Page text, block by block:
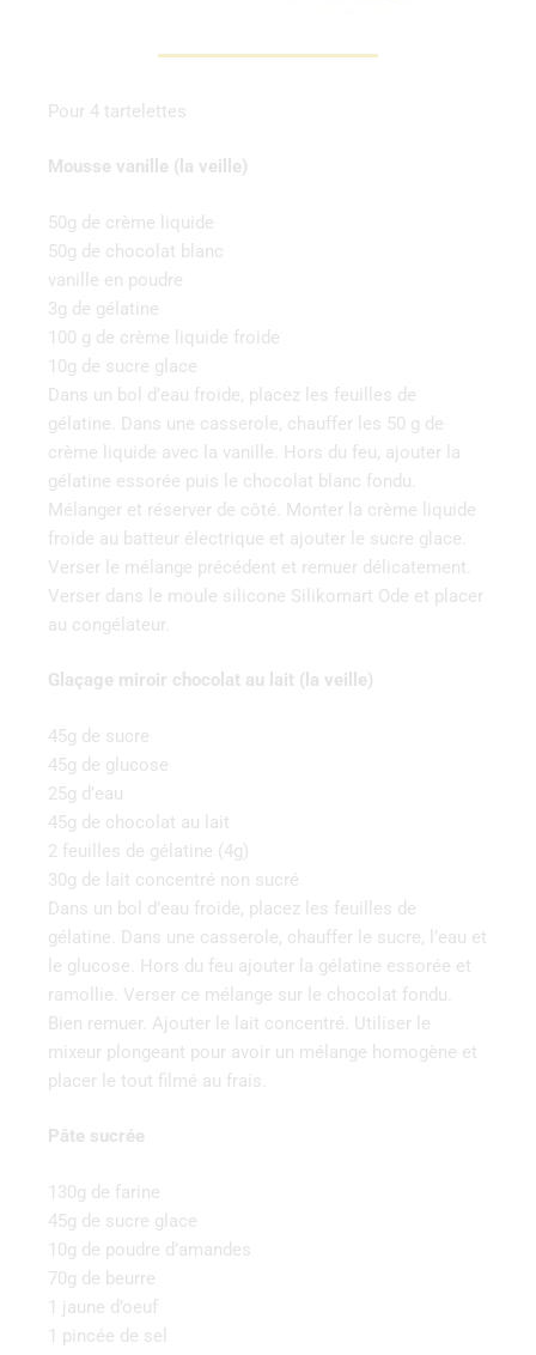
Pour 4 tartelettes
Mousse vanille (la veille)
50g de crème liquide
50g de chocolat blanc
vanille en poudre
3g de gélatine
100 g de crème liquide froide
10g de sucre glace
Dans un bol d’eau froide, placez les feuilles de
gélatine. Dans une casserole, chauffer les 50 g de
crème liquide avec la vanille. Hors du feu, ajouter la
gélatine essorée puis le chocolat blanc fondu.
Mélanger et réserver de côté. Monter la crème liquide
froide au batteur électrique et ajouter le sucre glace.
Verser le mélange précédent et remuer délicatement.
Verser dans le moule silicone Silikomart Ode et placer
au congélateur.
Glaçage miroir chocolat au lait (la veille)
45g de sucre
45g de glucose
25g d’eau
45g de chocolat au lait
2 feuilles de gélatine (4g)
30g de lait concentré non sucré
Dans un bol d’eau froide, placez les feuilles de
gélatine. Dans une casserole, chauffer le sucre, l’eau et
le glucose. Hors du feu ajouter la gélatine essorée et
ramollie. Verser ce mélange sur le chocolat fondu.
Bien remuer. Ajouter le lait concentré. Utiliser le
mixeur plongeant pour avoir un mélange homogène et
placer le tout filmé au frais.
Pâte sucrée
130g de farine
45g de sucre glace
10g de poudre d’amandes
70g de beurre
1 jaune d’oeuf
1 pincée de sel